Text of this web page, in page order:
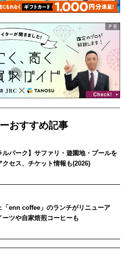
おすすめ記事
ルパーク】サファリ・遊園地・プールを
クセス、チケット情報も(2026)
「enn coffee」のランチがリニューア
ーツや自家焙煎コーヒーも